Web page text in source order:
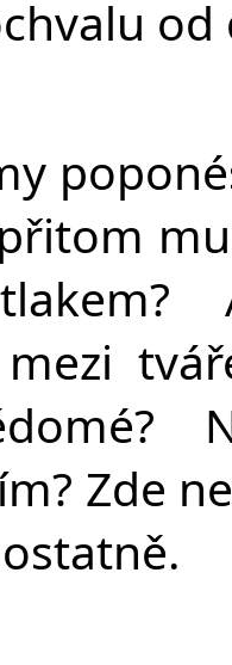
Zde